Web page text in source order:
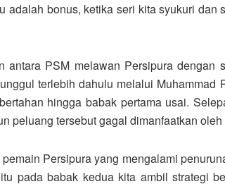
bonus, ketika seri kita syukuri
PSM melawan Persipura
terlebih dahulu melalui
hingga babak pertama usai.
peluang tersebut gagal dimanfaatkan
Persipura yang mengalami
pada babak kedua kita ambil strategi